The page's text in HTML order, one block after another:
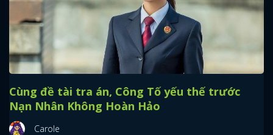
Cùng đề tài tra án, Công Tố yếu thế trước
Nạn Nhân Không Hoàn Hảo
Carole